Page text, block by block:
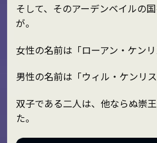
そして、そのアーデンベイルの
が。
女性の名前は「ローアン・ケンリ
男性の名前は「ウィル・ケンリス
双子である二人は、他ならぬ崇
た。